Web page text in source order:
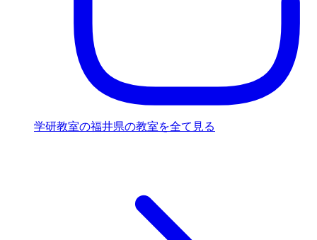
学研教室の福井県の教室を全て見る